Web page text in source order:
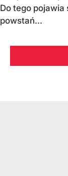
Do tego
powstań...